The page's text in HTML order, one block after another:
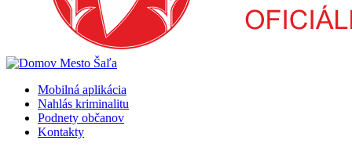
Mobilná aplikácia
Nahlás kriminalitu
Podnety občanov
Kontakty